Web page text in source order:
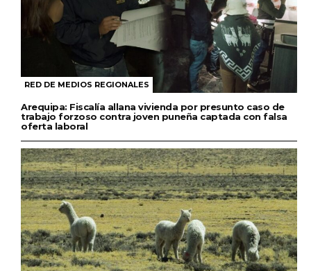
RED DE MEDIOS REGIONALES
Arequipa: Fiscalía allana vivienda por presunto caso de
trabajo forzoso contra joven puneña captada con falsa
oferta laboral